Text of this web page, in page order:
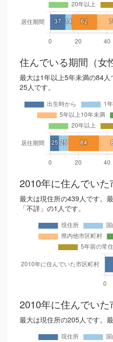
住んでいる期間（女
最大は1年以上5年未満の84
25人です。
2010年に住んでいた
最大は現住所の439人です。
「不詳」の1人です。
2010年に住んでいた
最大は現住所の205人です。